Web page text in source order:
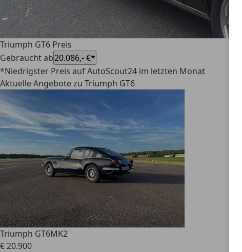
Triumph GT6 Preis
Gebraucht ab20.086,- €*
*Niedrigster Preis auf AutoScout24 im letzten Monat
Aktuelle Angebote zu Triumph GT6
Triumph GT6MK2
€ 20.900